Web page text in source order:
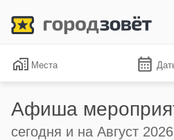
Места
Афиша
сегодня и на Август 2026